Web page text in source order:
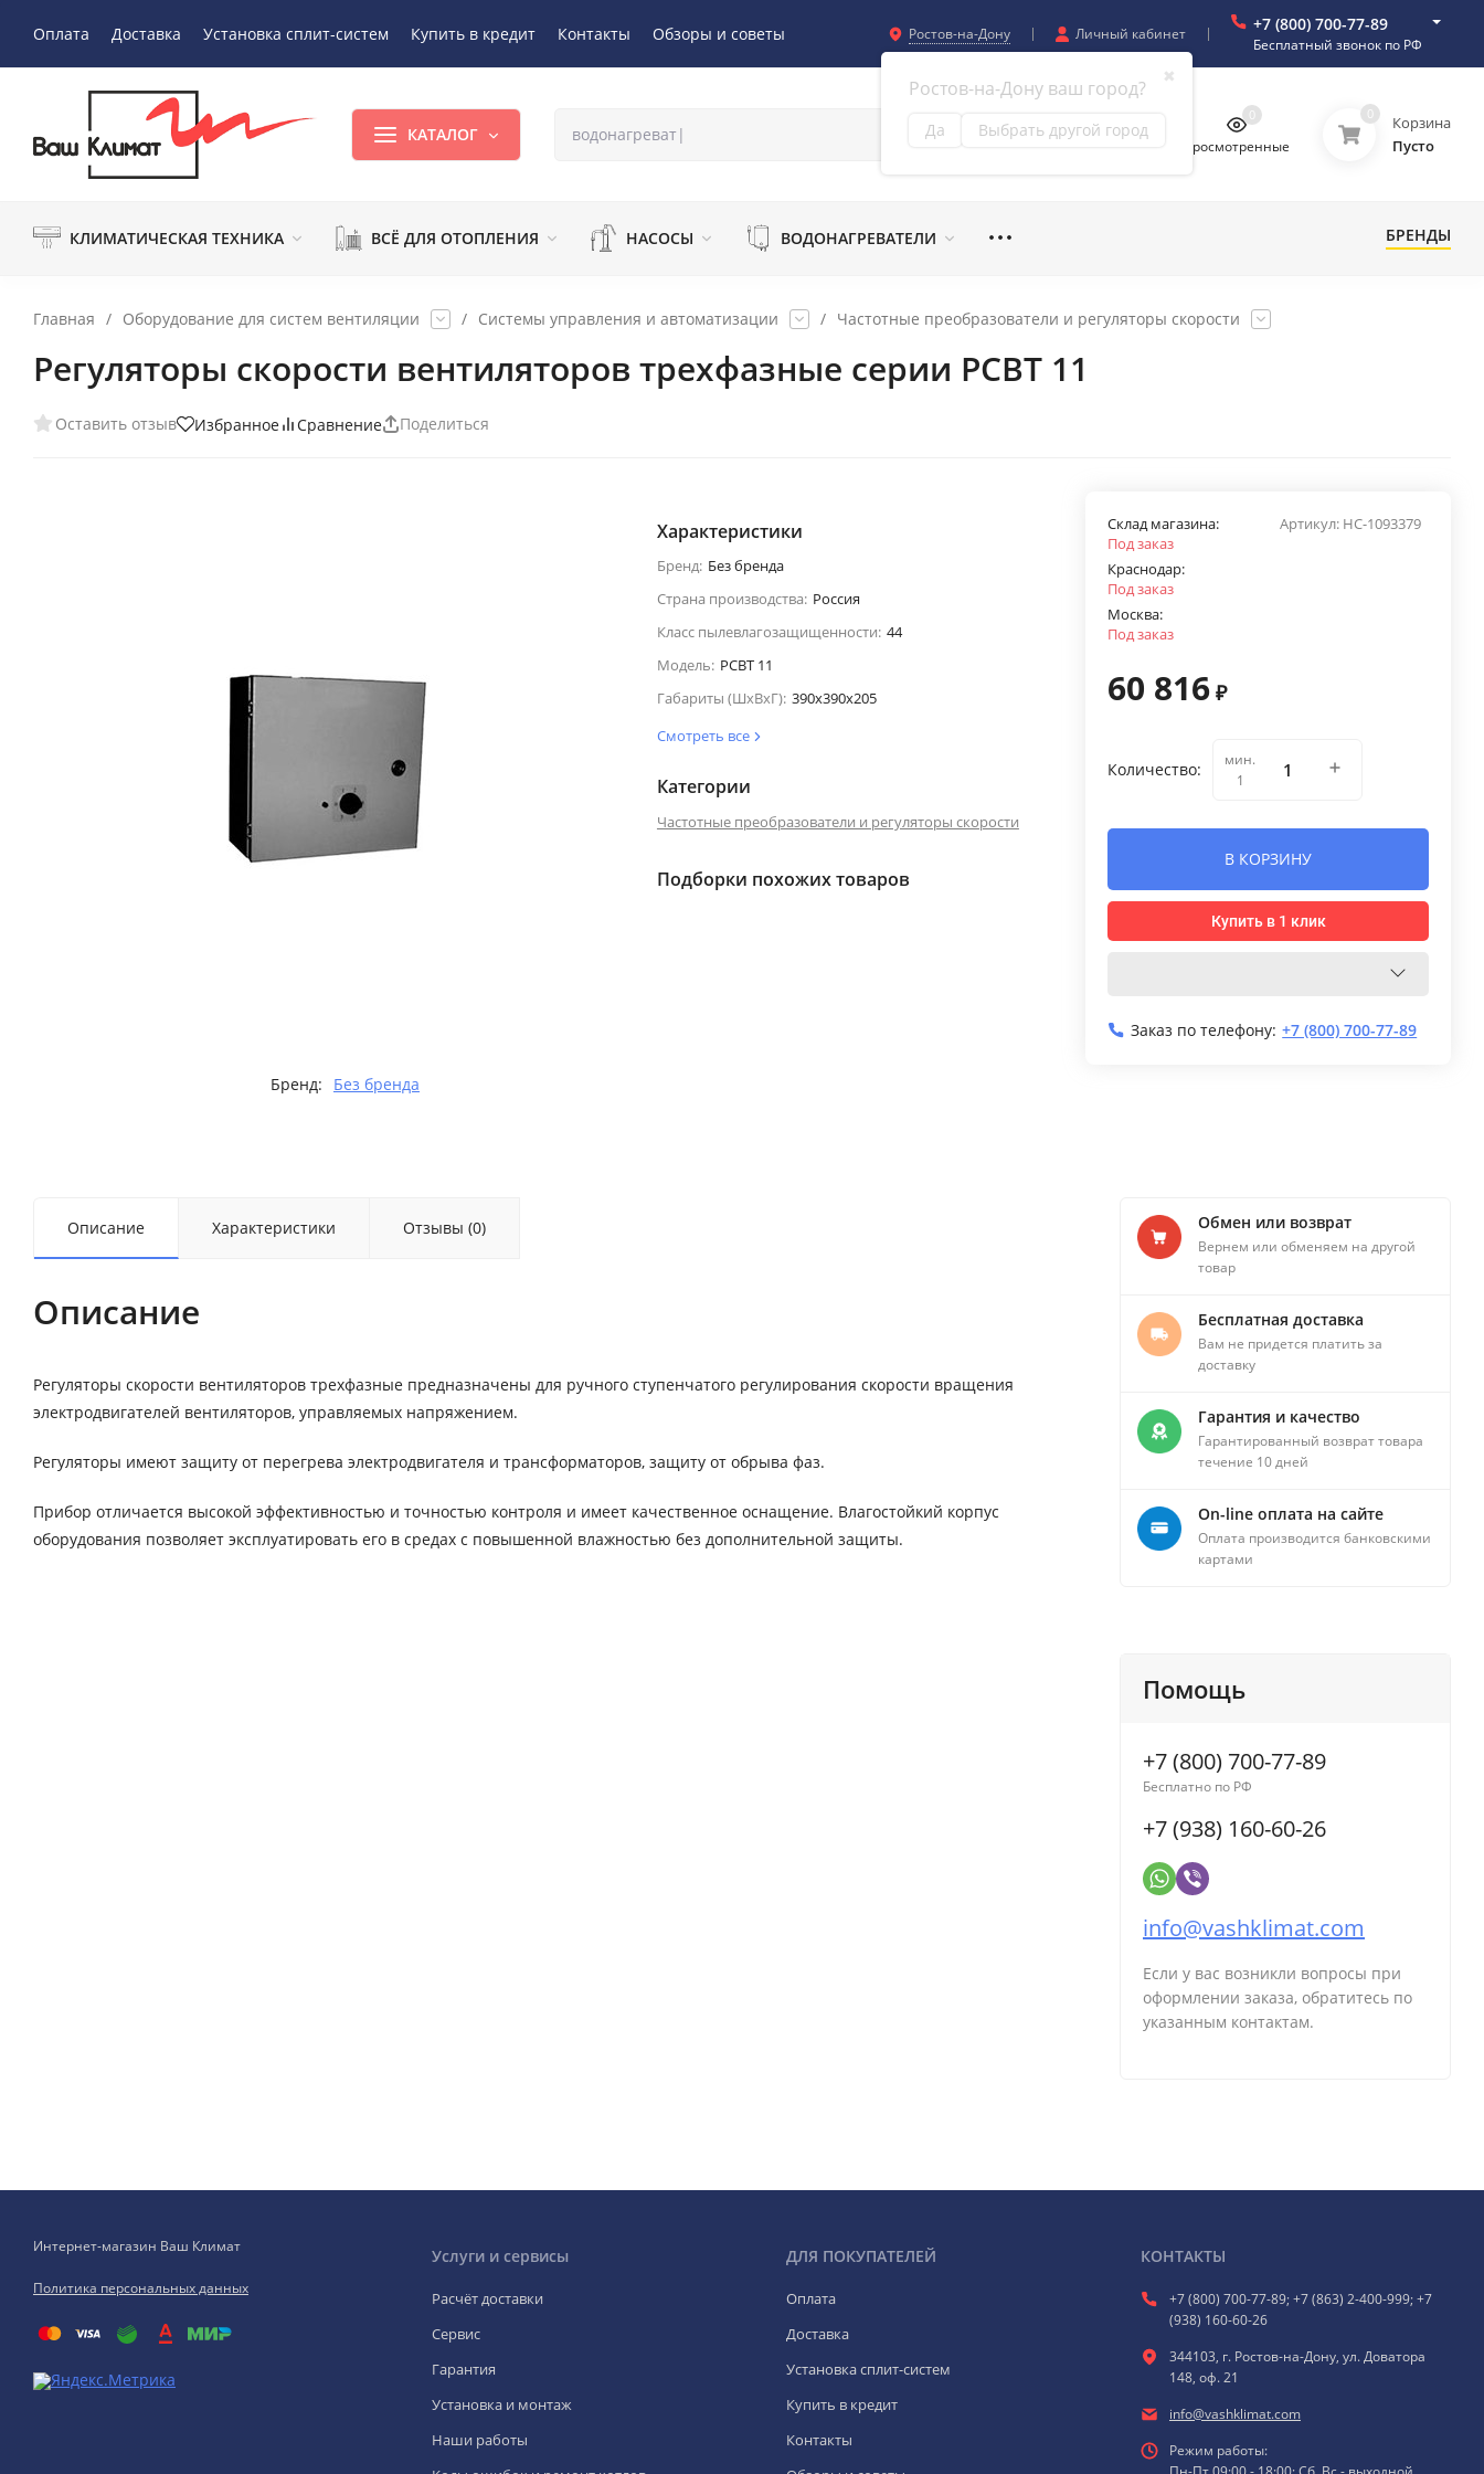
Оплата Доставка Установка сплит-систем Купить в кредит Контакты Обзоры и советы Ростов-на-Дону
✖
Ростов-на-Дону ваш город?
Да Выбрать другой город
Личный кабинет +7 (800) 700-77-89
Бесплатный звонок по РФ
КАТАЛОГ
Просмотренные
0 0
Корзина
Пусто
КЛИМАТИЧЕСКАЯ ТЕХНИКА ВСЁ ДЛЯ ОТОПЛЕНИЯ НАСОСЫ ВОДОНАГРЕВАТЕЛИ БРЕНДЫ
Главная / Оборудование для систем вентиляции / Системы управления и автоматизации / Частотные преобразователи и регуляторы скорости
Регуляторы скорости вентиляторов трехфазные серии РСВТ 11
Оставить отзыв Избранное Сравнение Поделиться
Бренд: Без бренда
Характеристики
Бренд: Без бренда
Страна производства: Россия
Класс пылевлагозащищенности: 44
Модель: РСВТ 11
Габариты (ШхВхГ): 390x390x205
Смотреть все
Категории
Частотные преобразователи и регуляторы скорости
Подборки похожих товаров
Артикул: НС-1093379
Склад магазина:
Под заказ
Краснодар:
Под заказ
Москва:
Под заказ
60 816 ₽
Количество:
мин.
1
В КОРЗИНУ
Купить в 1 клик
Заказ по телефону: +7 (800) 700-77-89
Описание Характеристики Отзывы (0)
Описание
Регуляторы скорости вентиляторов трехфазные предназначены для ручного ступенчатого регулирования скорости вращения
электродвигателей вентиляторов, управляемых напряжением.
Регуляторы имеют защиту от перегрева электродвигателя и трансформаторов, защиту от обрыва фаз.
Прибор отличается высокой эффективностью и точностью контроля и имеет качественное оснащение. Влагостойкий корпус
оборудования позволяет эксплуатировать его в средах с повышенной влажностью без дополнительной защиты.
Обмен или возврат
Вернем или обменяем на другой
товар
Бесплатная доставка
Вам не придется платить за
доставку
Гарантия и качество
Гарантированный возврат товара
течение 10 дней
On-line оплата на сайте
Оплата производится банковскими
картами
Помощь
+7 (800) 700-77-89
Бесплатно по РФ
+7 (938) 160-60-26
info@vashklimat.com
Если у вас возникли вопросы при
оформлении заказа, обратитесь по
указанным контактам.
Интернет-магазин Ваш Климат
Политика персональных данных
Услуги и сервисы
Расчёт доставки
Сервис
Гарантия
Установка и монтаж
Наши работы
ДЛЯ ПОКУПАТЕЛЕЙ
Оплата
Доставка
Установка сплит-систем
Купить в кредит
Контакты
КОНТАКТЫ
+7 (800) 700-77-89; +7 (863) 2-400-999; +7
(938) 160-60-26
344103, г. Ростов-на-Дону, ул. Доватора
148, оф. 21
info@vashklimat.com
Режим работы: